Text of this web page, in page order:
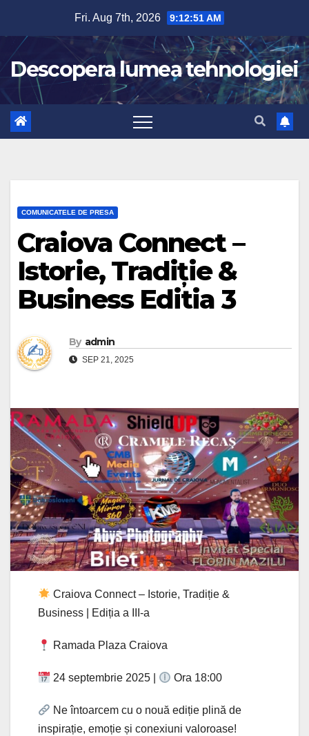
content
Fri. Aug 7th, 2026 9:12:52 AM
Descopera lumea tehnologiei
COMUNICATELE DE PRESA
Craiova Connect –
Istorie, Tradiție &
Business Editia 3
By admin
SEP 21, 2025
Craiova Connect – Istorie, Tradiție &
Business | Ediția a III-a
Ramada Plaza Craiova
24 septembrie 2025 | Ora 18:00
Ne întoarcem cu o nouă ediție plină de
inspirație, emoție și conexiuni valoroase!